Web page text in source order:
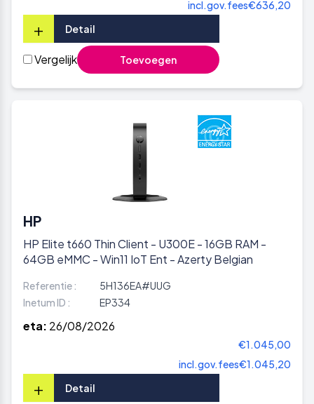
incl.gov.fees€636,20
+ Detail
Vergelijk Toevoegen
HP
HP Elite t660 Thin Client - U300E - 16GB RAM -
64GB eMMC - Win11 IoT Ent - Azerty Belgian
Referentie :
5H136EA#UUG
Inetum ID :
EP334
eta: 26/08/2026
€1.045,00
incl.gov.fees€1.045,20
+ Detail